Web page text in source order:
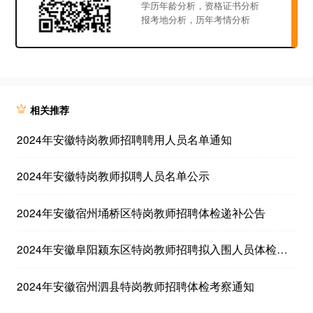
学历年龄分析，资格证书分析
报考地分析，历年考情分析
相关推荐
2024年安徽特岗教师招聘聘用人员名单通知
2024年安徽特岗教师拟聘人员名单公示
2024年安徽宿州埇桥区特岗教师招聘体检递补公告
2024年安徽阜阳颍东区特岗教师招聘拟入围人员体检及考察公告
2024年安徽宿州泗县特岗教师招聘体检考察通知